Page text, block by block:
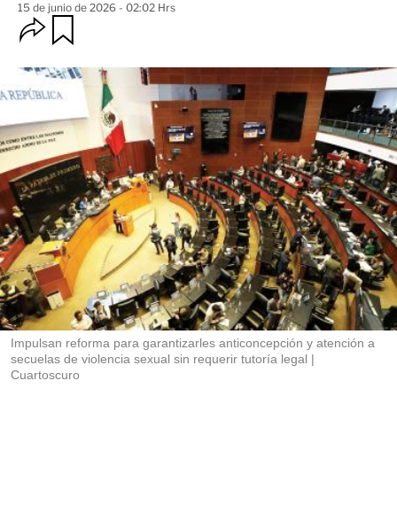
15 de junio de 2026 - 02:02 Hrs
O
p
i
o
e
s
d
e
c
o
m
p
a
t
i
r
d
r
Impulsan reforma para garantizarles anticoncepción y atención a
secuelas de violencia sexual sin requerir tutoría legal
Cuartoscuro